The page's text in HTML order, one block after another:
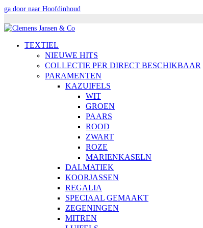
ga door naar Hoofdinhoud
TEXTIEL
NIEUWE HITS
COLLECTIE PER DIRECT BESCHIKBAAR
PARAMENTEN
KAZUIFELS
WIT
GROEN
PAARS
ROOD
ZWART
ROZE
MARIENKASELN
DALMATIEK
KOORJASSEN
REGALIA
SPECIAAL GEMAAKT
ZEGENINGEN
MITREN